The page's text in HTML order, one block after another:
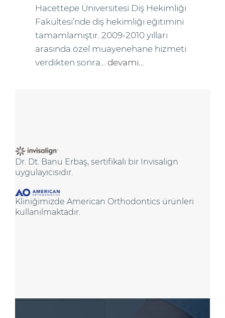
Hacettepe Üniversitesi Diş Hekimliği
Fakültesi’nde diş hekimliği eğitimini
tamamlamıştır. 2009-2010 yılları
arasında özel muayenehane hizmeti
verdikten sonra… devamı…
Dr. Dt. Banu Erbaş, sertifikalı bir Invisalign
uygulayıcısıdır.
Kliniğimizde American Orthodontics ürünleri
kullanılmaktadır.